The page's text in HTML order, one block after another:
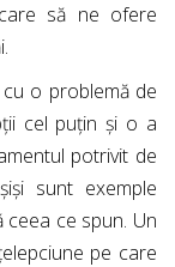
să ne ofere
o problemă de
cel puțin și o a
potrivit de
sunt exemple
ceea ce spun. Un
pe care